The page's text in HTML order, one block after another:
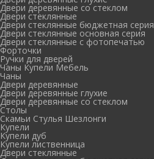
Двери деревянные со стеклом
Двери стеклянные
Двери стеклянные бюджетная серия
Двери стеклянные основная серия
Двери стеклянные с фотопечатью
Форточки
Ручки для дверей
Чаны Купели Мебель
Чаны
Двери деревянные
Двери деревянные глухие
Двери деревянные со стеклом
Столы
Скамьи Стулья Шезлонги
Купели
Купели дуб
Купели лиственница
Двери стеклянные